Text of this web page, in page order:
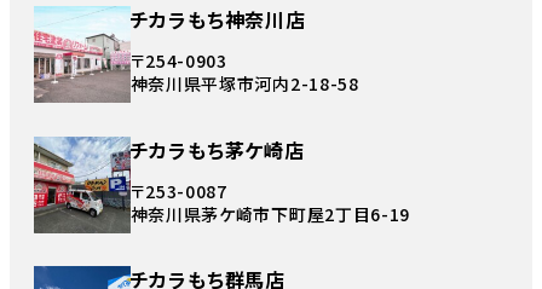
チカラもち神奈川店
〒254-0903
神奈川県平塚市河内2-18-58
チカラもち茅ケ崎店
〒253-0087
神奈川県茅ケ崎市下町屋2丁目6-19
チカラもち群馬店